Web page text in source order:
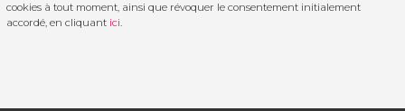
cookies à tout moment, ainsi que révoquer le consentement initialement
accordé, en cliquant ici.